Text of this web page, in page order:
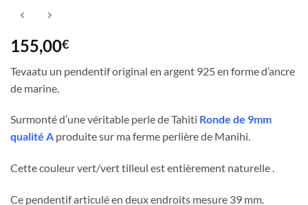
155,00€
Tevaatu un pendentif original en argent 925 en forme d’ancre
de marine.
Surmonté d’une véritable perle de Tahiti Ronde de 9mm
qualité A produite sur ma ferme perlière de Manihi.
Cette couleur vert/vert tilleul est entièrement naturelle .
Ce pendentif articulé en deux endroits mesure 39 mm.